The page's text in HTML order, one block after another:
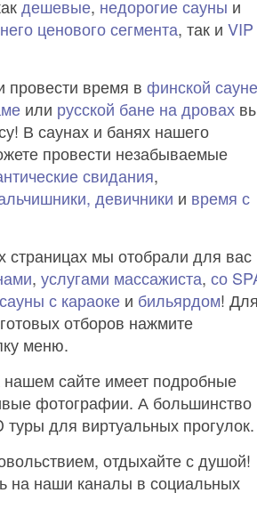
дешевые, недорогие сауны и
ценового сегмента, так и VIP
время в финской сауне
или русской бане на дровах
В саунах и банях нашего
провести незабываемые
свидания,
девичники и время с
страницах мы отобрали для вас
, услугами массажиста, со
сауны с караоке и бильярдом!
отборов нажмите
меню.
сайте имеет подробные
фотографии. А большинство
туры для виртуальных прогулок.
отдыхайте с душой!
на наши каналы в социальных